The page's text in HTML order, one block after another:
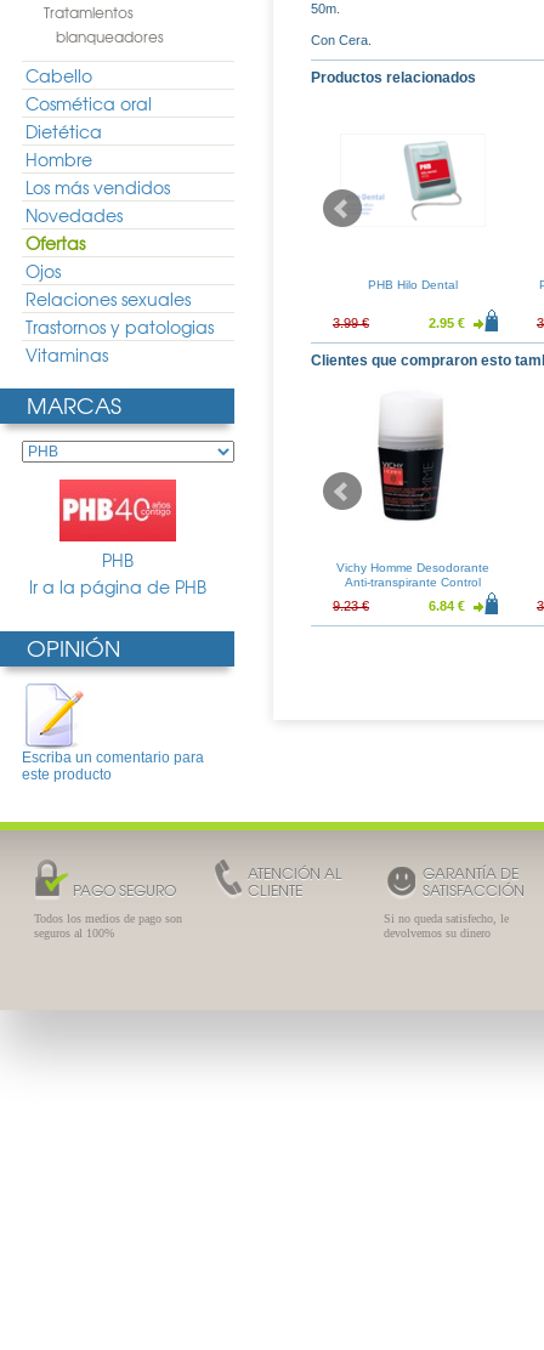
Tratamientos
blanqueadores
Cabello
Cosmética oral
Dietética
Hombre
Los más vendidos
Novedades
Ofertas
Ojos
Relaciones sexuales
Trastornos y patologias
Vitaminas
MARCAS
PHB
Ir a la página de PHB
OPINIÓN
Escriba un comentario para
este producto
50m.
Con Cera.
Productos relacionados
Dental Plus
2.88 €
PHB Cepillo Dental Plus
Ultrasuave
4.62 €
PHB Hilo Dental
3.99 € 2.95 €
Clientes que compraron esto
Avene Espuma Limpiadora
Matificante 150ml
Vichy Homme Desodorante
Anti-transpirante Control
9.23 € 6.84 €
PAGO SEGURO
Todos los medios de pago son
seguros al 100%
ATENCIÓN AL
CLIENTE
GARANTÍA DE
SATISFACCIÓN
Si no queda satisfecho, le
devolvemos su dinero